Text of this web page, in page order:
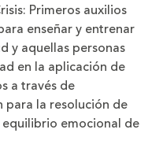
letra letra
Primeros auxilios
enseñar y entrenar
y aquellas personas
en la aplicación de
a través de
para la resolución de
emocional de